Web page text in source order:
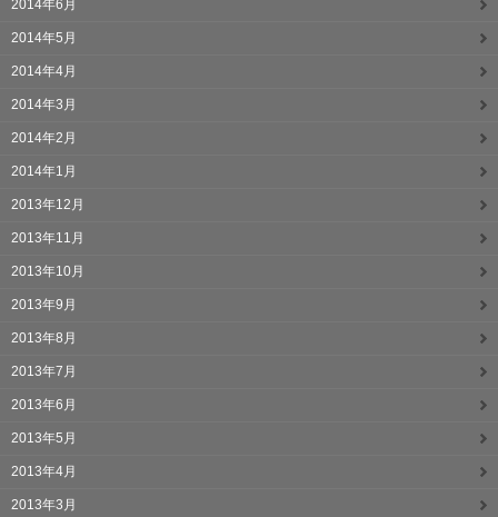
2014年6月
2014年5月
2014年4月
2014年3月
2014年2月
2014年1月
2013年12月
2013年11月
2013年10月
2013年9月
2013年8月
2013年7月
2013年6月
2013年5月
2013年4月
2013年3月